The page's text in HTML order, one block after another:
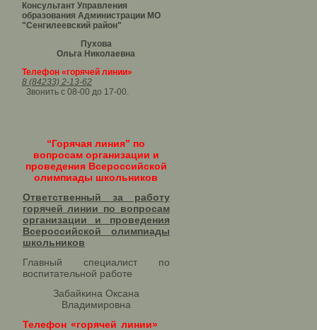
Консультант Управления
образования Администрации МО
"Сенгилеевский район"
Пухова
Ольга Николаевна
Телефон «горячей линии»
8 (84233) 2-13-62
Звонить с 08-00 до 17-00.
“Горячая линия” по
вопросам организации и
проведения Всероссийской
олимпиады школьников
Ответственный за работу
горячей линии по вопросам
организации и проведения
Всероссийской олимпиады
школьников​
Главный специалист по
воспитательной работе
Забайкина Оксана
Владимировна
Телефон «горячей линии»